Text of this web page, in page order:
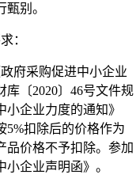
甄别 。
：
府采购促进中小企业
库〔2020〕46号文件规
企业力度的通知》
5%扣除后的价格作为
品价格不予扣除。参加
企业声明函》。